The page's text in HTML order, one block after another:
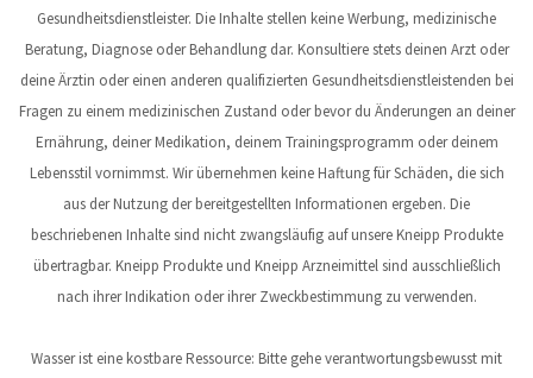
Gesundheitsdienstleister. Die Inhalte stellen keine Werbung, medizinische
Beratung, Diagnose oder Behandlung dar. Konsultiere stets deinen Arzt oder
deine Ärztin oder einen anderen qualifizierten Gesundheitsdienstleistenden bei
Fragen zu einem medizinischen Zustand oder bevor du Änderungen an deiner
Ernährung, deiner Medikation, deinem Trainingsprogramm oder deinem
Lebensstil vornimmst. Wir übernehmen keine Haftung für Schäden, die sich
aus der Nutzung der bereitgestellten Informationen ergeben. Die
beschriebenen Inhalte sind nicht zwangsläufig auf unsere Kneipp Produkte
übertragbar. Kneipp Produkte und Kneipp Arzneimittel sind ausschließlich
nach ihrer Indikation oder ihrer Zweckbestimmung zu verwenden.
Wasser ist eine kostbare Ressource: Bitte gehe verantwortungsbewusst mit